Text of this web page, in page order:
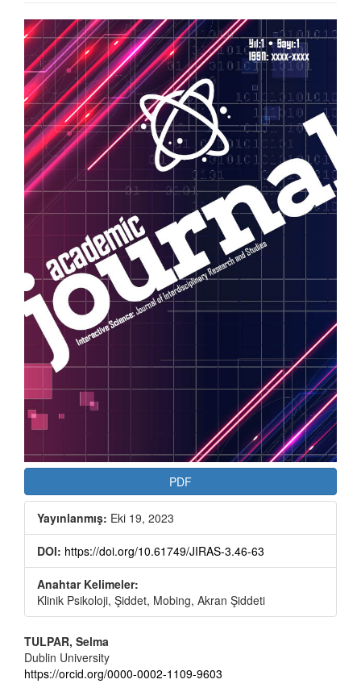
Article
Sidebar
PDF
Yayınlanmış: Eki 19, 2023
DOI: https://doi.org/10.61749/JIRAS-3.46-63
Anahtar Kelimeler:
Klinik Psikoloji, Şiddet, Mobing, Akran Şiddeti
Main
Article
TULPAR, Selma
Dublin University
https://orcid.org/0000-0002-1109-9603